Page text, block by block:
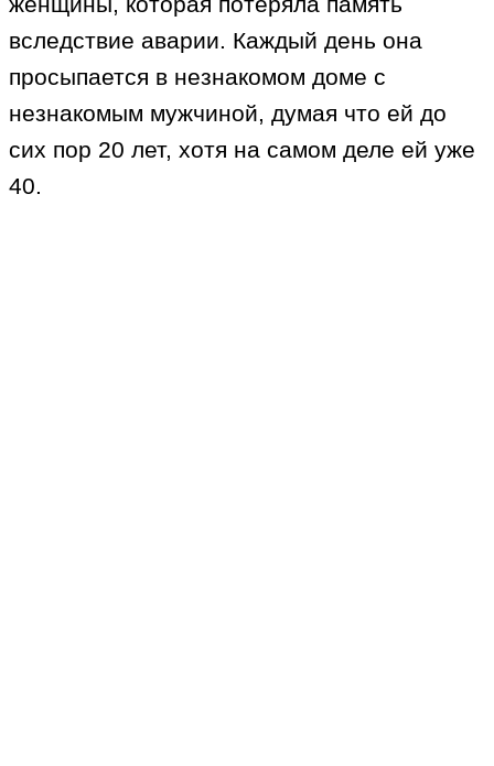
вследствие аварии. Каждый день она
просыпается в незнакомом доме с
незнакомым мужчиной, думая что ей до
сих пор 20 лет, хотя на самом деле ей уже
40.